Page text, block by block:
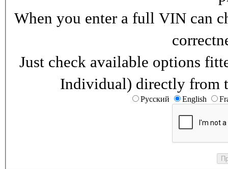
When you enter a full VIN can
Just check available options
Individual) directly from
Русский English